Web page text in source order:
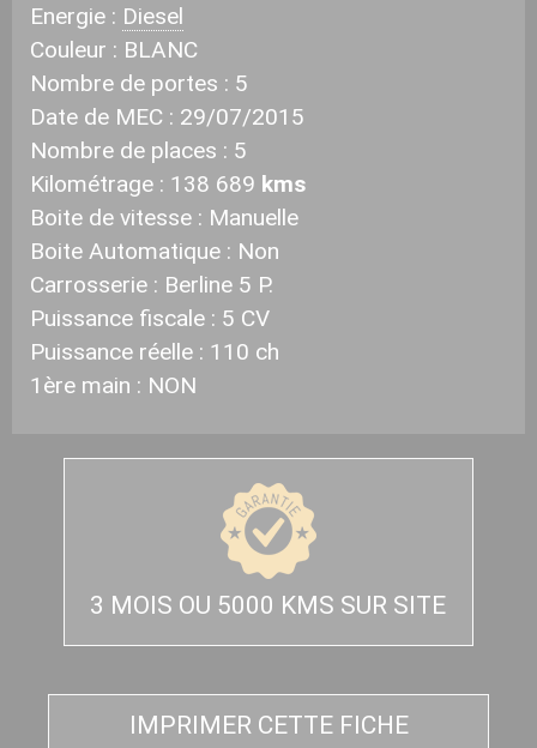
Energie : Diesel
Couleur : BLANC
Nombre de portes : 5
Date de MEC : 29/07/2015
Nombre de places : 5
Kilométrage : 138 689 kms
Boite de vitesse : Manuelle
Boite Automatique : Non
Carrosserie : Berline 5 P.
Puissance fiscale : 5 CV
Puissance réelle : 110 ch
1ère main : NON
3 MOIS OU 5000 KMS SUR SITE
IMPRIMER CETTE FICHE